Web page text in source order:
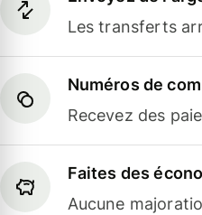
Les transferts
Numéros de
Recevez des
Faites des
Aucune